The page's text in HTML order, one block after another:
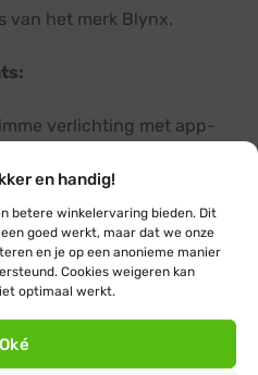
en handig!
betere winkelervaring bieden. Dit
goed werkt, maar dat we onze
en je op een anonieme manier
Cookies weigeren kan
optimaal werkt.
Oké
van het merk Blynx.
verlichting met app-
effecten aan naar wens voor
fairy light strings
effect.
IP44 geclassificeerd,
voor gebruik binnen-